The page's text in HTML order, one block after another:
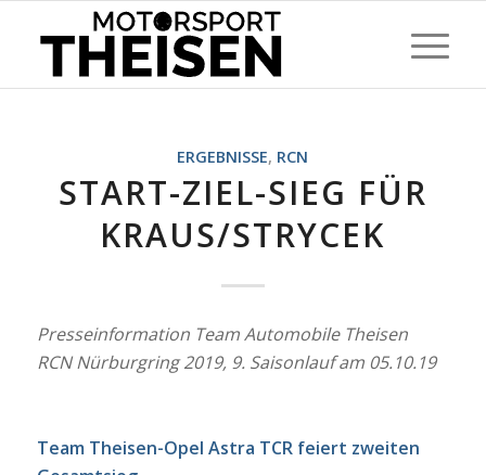
ERGEBNISSE, RCN
START-ZIEL-SIEG FÜR
KRAUS/STRYCEK
Presseinformation Team Automobile Theisen
RCN Nürburgring 2019, 9. Saisonlauf am 05.10.19
Team Theisen-Opel Astra TCR feiert zweiten